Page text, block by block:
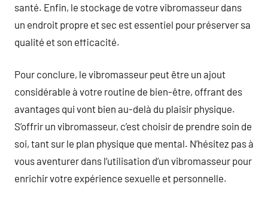
santé. Enfin, le stockage de votre vibromasseur dans
un endroit propre et sec est essentiel pour préserver sa
qualité et son efficacité.
Pour conclure, le vibromasseur peut être un ajout
considérable à votre routine de bien-être, offrant des
avantages qui vont bien au-delà du plaisir physique.
S’offrir un vibromasseur, c’est choisir de prendre soin de
soi, tant sur le plan physique que mental. N’hésitez pas à
vous aventurer dans l’utilisation d’un vibromasseur pour
enrichir votre expérience sexuelle et personnelle.